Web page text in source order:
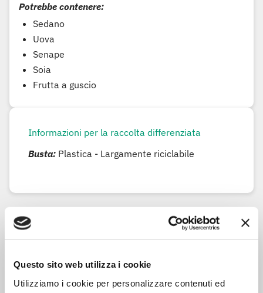
Questo sito web utilizza i cookie
Utilizziamo i cookie per personalizzare contenuti ed
Potrebbe contenere:
Sedano
Uova
Senape
Soia
Frutta a guscio
Informazioni per la raccolta differenziata
Busta: Plastica - Largamente riciclabile
Modalità di preparazione
In padella: scaldare in una padella uno o due
cucchiai di olio, versarvi il prodotto ancora surgelato
e cuocere a fuoco moderato. Mescolare di tanto in